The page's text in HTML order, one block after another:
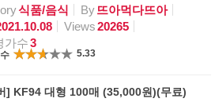
식품/음식 By뜨아먹다뜨아
Views20265
가수3
5.33
] KF94 대형 100매 (35,000원)(무료)